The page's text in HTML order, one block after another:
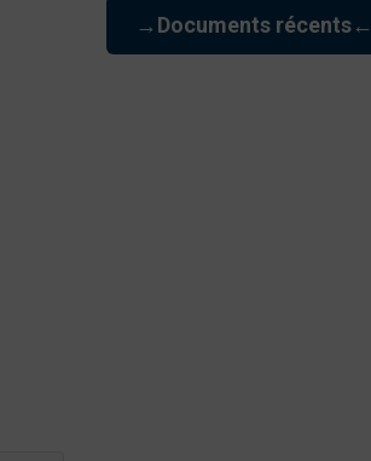
→Documents récents←